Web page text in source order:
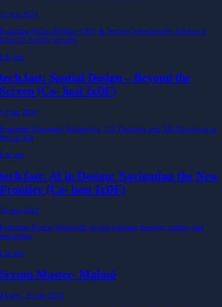
12 sep 2024
Featuring Niclas Kjellin / CEO & Senior Cybersecurity Advisor at
Great IT Nordic Security
Läs mer
tech.fast: Spatial Design – Beyond the
Screen (Co- host IxDF)
13 jun 2024
Featuring Alexander Westerberg, UX Designer and XR-Developer at
Prevas AB
Läs mer
tech.fast: AI in Design: Navigating the New
Frontier (Co- host IxDF)
16 maj 2024
Featuring Pontus Wärnestål, award-winning designer, author, and
researcher.
Läs mer
Scrum Master- Malmö
24 apr - 25 apr 2024